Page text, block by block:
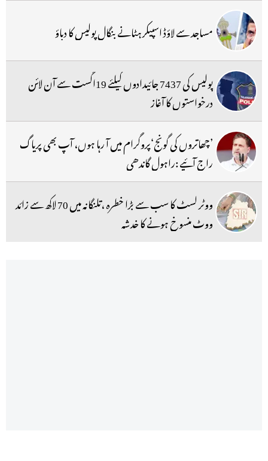
مساجد سے لاؤڈ اسپیکر ہٹانے بنگال پولیس کا دباؤ
پولیس کی 7437 جائیدادوں کیلئے 19اگست سے آن لائن
درخواستوں کا آغاز
’چھاتروں کی گونج‘پروگرام میں آ رہا ہوں، آپ بھی پریاگ
راج آئیے :راہول گاندھی
ووٹر لسٹ کا سب سے بڑا خطرہ ،تلنگانہ میں 70 لاکھ سے زائد
ووٹ منسوخ ہونے کا خدشہ